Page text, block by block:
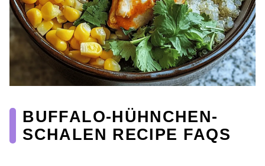
BUFFALO-HÜHNCHEN-
SCHALEN RECIPE FAQS